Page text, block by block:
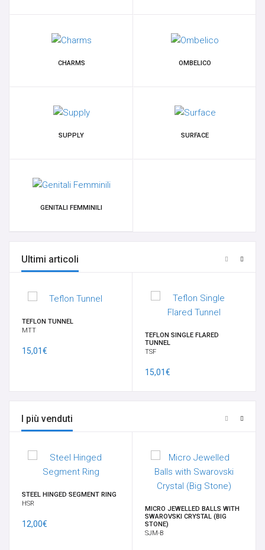
CHARMS OMBELICO
SUPPLY SURFACE
GENITALI FEMMINILI
Ultimi articoli
TEFLON TUNNEL
MTT
15,01€
TEFLON SINGLE FLARED
TUNNEL
TSF
15,01€
I più venduti
STEEL HINGED SEGMENT RING
HSR
12,00€
MICRO JEWELLED BALLS WITH
SWAROVSKI CRYSTAL (BIG
STONE)
SJM-B